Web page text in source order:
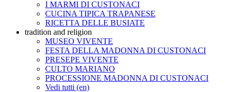
I MARMI DI CUSTONACI
CUCINA TIPICA TRAPANESE
RICETTA DELLE BUSIATE
tradition and religion
MUSEO VIVENTE
FESTA DELLA MADONNA DI CUSTONACI
PRESEPE VIVENTE
CULTO MARIANO
PROCESSIONE MADONNA DI CUSTONACI
Vedi tutti (en)